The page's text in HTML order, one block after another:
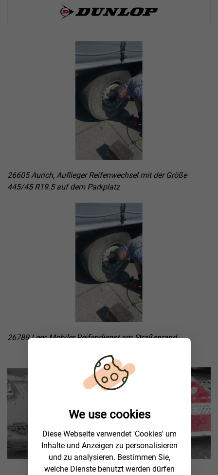
26605 Aurich, Auflieger Reifenwechsel mit der Größe
445/45 R19.5 auf dem Parkplatz
26789 Leer, Mobiler Reifendienst am Straßenrand
We use cookies
Diese Webseite verwendet 'Cookies' um
Inhalte und Anzeigen zu personalisieren
und zu analysieren. Bestimmen Sie,
welche Dienste benutzt werden dürfen